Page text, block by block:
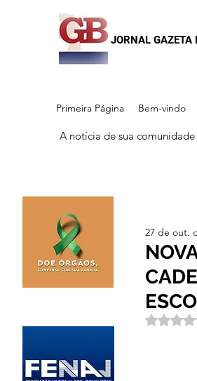
JORNAL GAZETA
Primeira Página Bem-vindo
A notícia de sua comunidade
27 de out.